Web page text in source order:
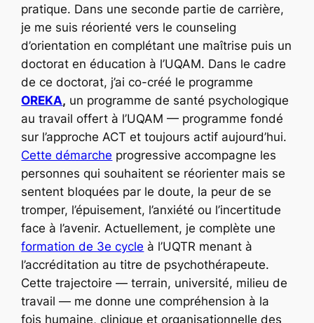
pratique. Dans une seconde partie de carrière,
je me suis réorienté vers le counseling
d’orientation en complétant une maîtrise puis un
doctorat en éducation à l’UQAM. Dans le cadre
de ce doctorat, j’ai co-créé le programme
OREKA, un programme de santé psychologique
au travail offert à l’UQAM — programme fondé
sur l’approche ACT et toujours actif aujourd’hui.
Cette démarche progressive accompagne les
personnes qui souhaitent se réorienter mais se
sentent bloquées par le doute, la peur de se
tromper, l’épuisement, l’anxiété ou l’incertitude
face à l’avenir. Actuellement, je complète une
formation de 3e cycle à l’UQTR menant à
l’accréditation au titre de psychothérapeute.
Cette trajectoire — terrain, université, milieu de
travail — me donne une compréhension à la
fois humaine, clinique et organisationnelle des